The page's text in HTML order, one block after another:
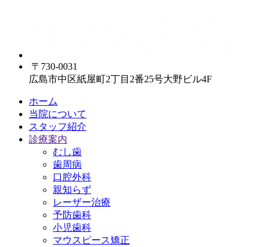
〒730-0031
広島市中区紙屋町2丁目2番25号大野ビル4F
ホーム
当院について
スタッフ紹介
診療案内
むし歯
歯周病
口腔外科
親知らず
レーザー治療
予防歯科
小児歯科
マウスピース矯正